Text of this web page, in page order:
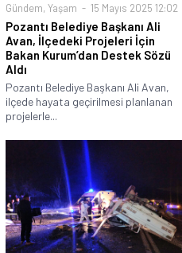
Gündem, Yaşam 15 Mayıs 2025 12:02
Pozantı Belediye Başkanı Ali
Avan, İlçedeki Projeleri İçin
Bakan Kurum’dan Destek Sözü
Aldı
Pozantı Belediye Başkanı Ali Avan,
ilçede hayata geçirilmesi planlanan
projelerle...